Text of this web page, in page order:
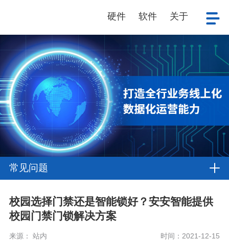
硬件 软件 关于
常见问题
校园选择门禁还是智能锁好？安安智能提供
校园门禁门锁解决方案
来源： 站内 时间：2021-12-15